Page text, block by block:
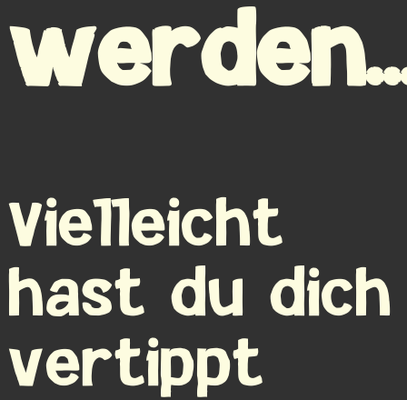
Vielleicht
hast du dich
vertippt